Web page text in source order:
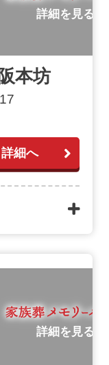
詳細を見る
本坊
詳細へ
詳細を見る